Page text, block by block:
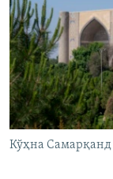
Кўҳна Самарқанд